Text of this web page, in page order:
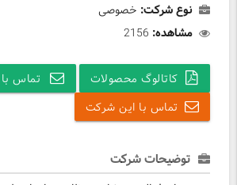
نوع شرکت: خصوصی
مشاهده: 2156
کاتالوگ محصولات
تماس
تماس با این شرکت
توضیحات شرکت